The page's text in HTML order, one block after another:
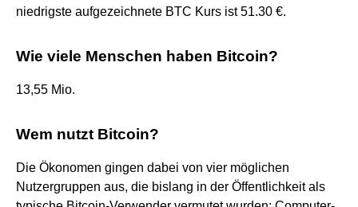
niedrigste aufgezeichnete BTC Kurs ist 51.30 €.
Wie viele Menschen haben Bitcoin?
13,55 Mio.
Wem nutzt Bitcoin?
Die Ökonomen gingen dabei von vier möglichen
Nutzergruppen aus, die bislang in der Öffentlichkeit als